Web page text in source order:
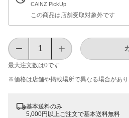
CAINZ PickUp
この商品は店舗受取対象外です
最大注文数は0です
※価格は​店舗や​掲載場所で​異なる​場合が​あり
基本送料のみ
5,000円以上ご注文で基本送料無料